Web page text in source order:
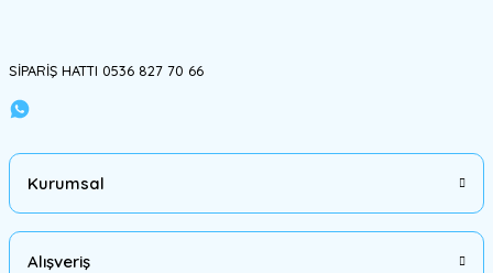
SİPARİŞ HATTI 0536 827 70 66
Kurumsal
Alışveriş